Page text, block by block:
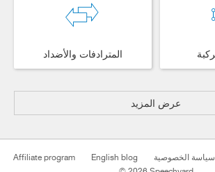
المترادفات والأضداد
عرض المزيد
Affiliate program English blog سياسة الخصوصية